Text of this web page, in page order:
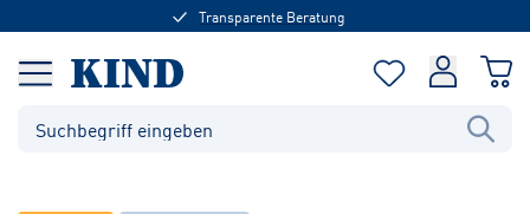
Transparente Beratung